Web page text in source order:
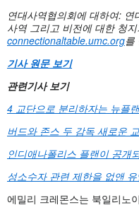
연대사역협의회에 대하여: 연
사역 그리고 비전에 대한 청
connectionaltable.umc.org를
기사 원문 보기
관련기사 보기
4 교단으로 분리하자는 뉴플
버드와 존스 두 감독 새로운
인디애나폴리스 플랜이 공개
성소수자 관련 제한을 없앤
에밀리 크레몬스는 북일리노